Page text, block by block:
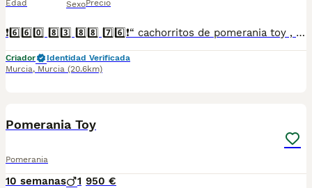
Edad SexoPrecio
❗6️⃣6️⃣0️⃣ 8️⃣3️⃣ 8️⃣8️⃣ 7️⃣6️⃣❗“ cachorritos de pomerania toy , entregamos vacunados desparasitados con cartilla veterinaria, microchip,pasaporte y contrato de garantia de compra..”
Criador
Identidad Verificada
Murcia, Murcia (20.6km)
Pomerania Toy
Pomerania
10 semanas 1 950 €